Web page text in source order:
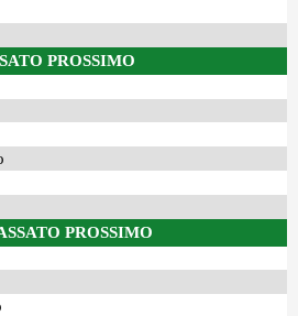
PROSSIMO
PROSSIMO